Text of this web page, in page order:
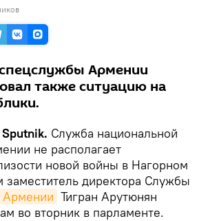
Армении
также ситуацию на
Служба национальной
не располагает
новой войны в Нагорном
заместитель директора Службы
Армении Тигран Арутюнян
во вторник в парламенте.